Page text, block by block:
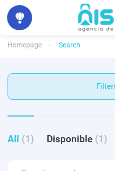
Homepage Search
All (1) Disponible (1)